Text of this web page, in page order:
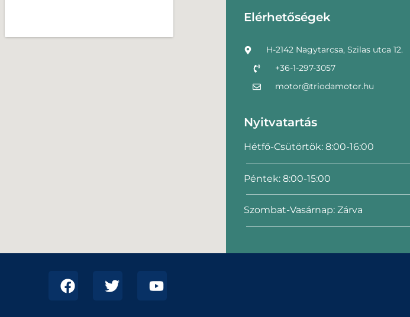
Elérhetőségek
H-2142 Nagytarcsa, Szilas utca 12.
+36-1-297-3057
motor@triodamotor.hu
Nyitvatartás
Hétfő-Csütörtök: 8:00-16:00
Péntek: 8:00-15:00
Szombat-Vasárnap: Zárva